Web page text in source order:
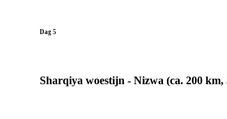
Dag 5
Sharqiya woestijn - Nizwa (ca. 200 km,